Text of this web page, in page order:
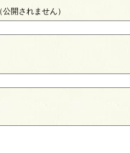
開されません）